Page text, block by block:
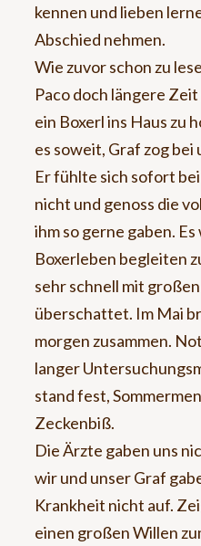
kennen und lieben
Abschied nehmen.
Wie zuvor schon zu
Paco doch längere
ein Boxerl ins Haus zu
es soweit, Graf zog bei
Er fühlte sich sofort
nicht und genoss die
ihm so gerne gaben.
Boxerleben begleiten
sehr schnell mit
überschattet. Im Mai
morgen zusammen.
langer
stand fest,
Zeckenbiß.
Die Ärzte gaben uns
wir und unser Graf
Krankheit nicht auf.
einen großen Willen